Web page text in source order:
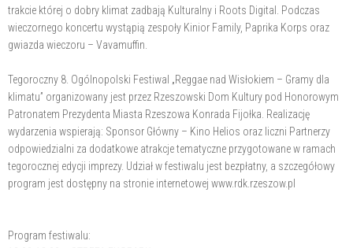
trakcie której o dobry klimat zadbają Kulturalny i Roots Digital. Podczas
wieczornego koncertu wystąpią zespoły Kinior Family, Paprika Korps oraz
gwiazda wieczoru – Vavamuffin.
Tegoroczny 8. Ogólnopolski Festiwal „Reggae nad Wisłokiem – Gramy dla
klimatu” organizowany jest przez Rzeszowski Dom Kultury pod Honorowym
Patronatem Prezydenta Miasta Rzeszowa Konrada Fijołka. Realizację
wydarzenia wspierają: Sponsor Główny – Kino Helios oraz liczni Partnerzy
odpowiedzialni za dodatkowe atrakcje tematyczne przygotowane w ramach
tegorocznej edycji imprezy. Udział w festiwalu jest bezpłatny, a szczegółowy
program jest dostępny na stronie internetowej www.rdk.rzeszow.pl
Program festiwalu: